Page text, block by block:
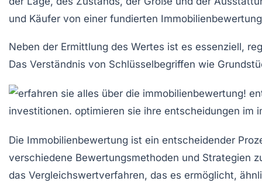
und Käufer von einer fundierten
Neben der Ermittlung des Wertes ist es essenziell,
Das Verständnis von Schlüsselbegriffen wie
Die Immobilienbewertung ist ein entscheidender
verschiedene Bewertungsmethoden und Strategien
das Vergleichswertverfahren, das es ermöglicht,